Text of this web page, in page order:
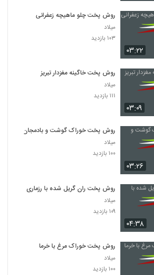
۰۳:۲۲
روش پخت چلو ماهیچه زعفرانی
میلاد
۱۰۳ بازدید
۰۳:۰۹
روش پخت خاگینه مغزدار تبریز
میلاد
۱۱۱ بازدید
۰۳:۲۶
روش پخت خوراک گوشت و بادمجان
میلاد
۱۰۰ بازدید
۰۴:۳۸
روش پخت ران گریل شده با رزماری
میلاد
۱۰۹ بازدید
روش پخت خوراک مرغ با خرما
میلاد
۱۰۰ بازدید